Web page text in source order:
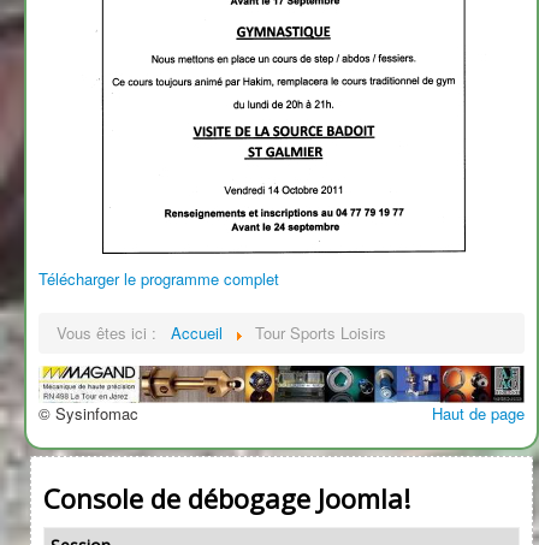
Télécharger le programme complet
Vous êtes ici : Accueil Tour Sports Loisirs
Haut de page
© Sysinfomac
Console de débogage Joomla!